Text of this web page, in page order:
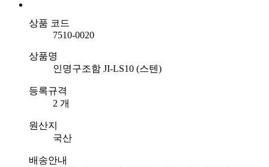
상품 코드
7510-0020
상품명
인명구조함 JI-LS10 (스텐)
등록규격
2 개
원산지
국산
배송안내